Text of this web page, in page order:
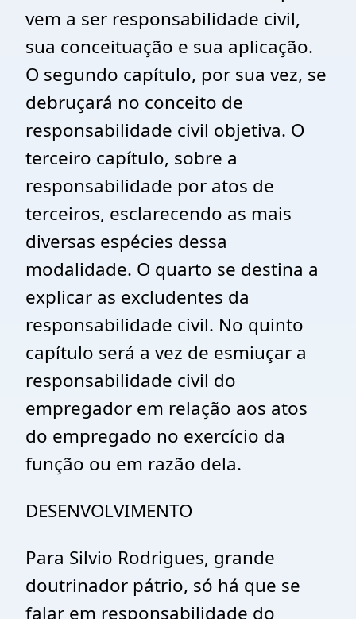
vem a ser responsabilidade civil,
sua conceituação e sua aplicação.
O segundo capítulo, por sua vez, se
debruçará no conceito de
responsabilidade civil objetiva. O
terceiro capítulo, sobre a
responsabilidade por atos de
terceiros, esclarecendo as mais
diversas espécies dessa
modalidade. O quarto se destina a
explicar as excludentes da
responsabilidade civil. No quinto
capítulo será a vez de esmiuçar a
responsabilidade civil do
empregador em relação aos atos
do empregado no exercício da
função ou em razão dela.
DESENVOLVIMENTO
Para Silvio Rodrigues, grande
doutrinador pátrio, só há que se
falar em responsabilidade do